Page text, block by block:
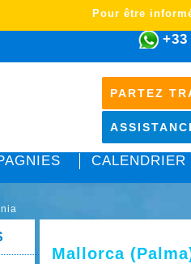
PARTEZ
CALENDRIER
Pour être
Mallorca